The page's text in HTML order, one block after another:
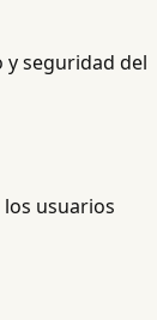
y seguridad del
usuarios